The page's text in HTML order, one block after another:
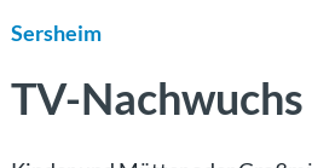
Sersheim
TV-